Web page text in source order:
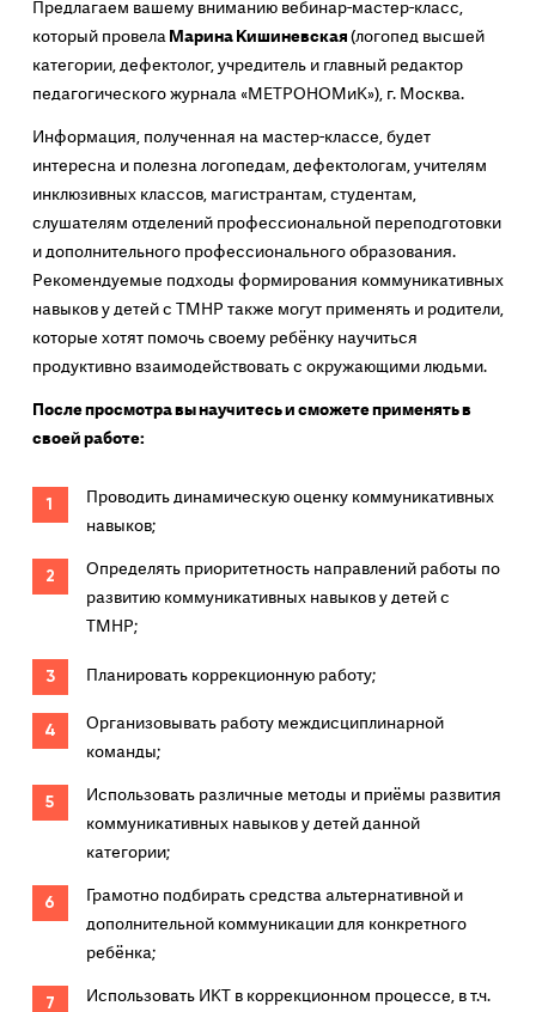
Предлагаем вашему вниманию вебинар-мастер-класс,
который провелаМарина Кишиневская(логопед высшей
категории, дефектолог, учредитель и главный редактор
педагогического журнала «МЕТРОНОМиК»), г. Москва.
Информация, полученная на мастер-классе, будет
интересна и полезна логопедам, дефектологам, учителям
инклюзивных классов, магистрантам, студентам,
слушателям отделений профессиональной переподготовки
и дополнительного профессионального образования.
Рекомендуемые подходы формирования коммуникативных
навыков у детей с ТМНР также могут применять и родители,
которые хотят помочь своему ребёнку научиться
продуктивно взаимодействовать с окружающими людьми.
После просмотра вы научитесь и сможете применять в
своей работе:
Проводить динамическую оценку коммуникативных
навыков;
Определять приоритетность направлений работы по
развитию коммуникативных навыков у детей с
ТМНР;
Планировать коррекционную работу;
Организовывать работу междисциплинарной
команды;
Использовать различные методы и приёмы развития
коммуникативных навыков у детей данной
категории;
Грамотно подбирать средства альтернативной и
дополнительной коммуникации для конкретного
ребёнка;
Использовать ИКТ в коррекционном процессе, в т.ч.